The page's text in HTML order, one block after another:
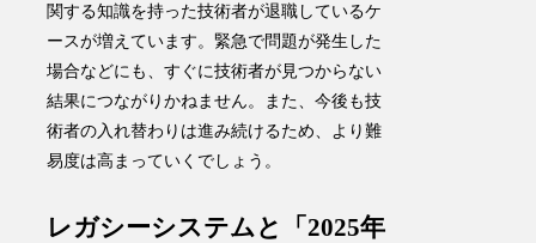
関する知識を持った技術者が退職しているケ
ースが増えています。緊急で問題が発生した
場合などにも、すぐに技術者が見つからない
結果につながりかねません。また、今後も技
術者の入れ替わりは進み続けるため、より難
易度は高まっていくでしょう。
レガシーシステムと「2025年